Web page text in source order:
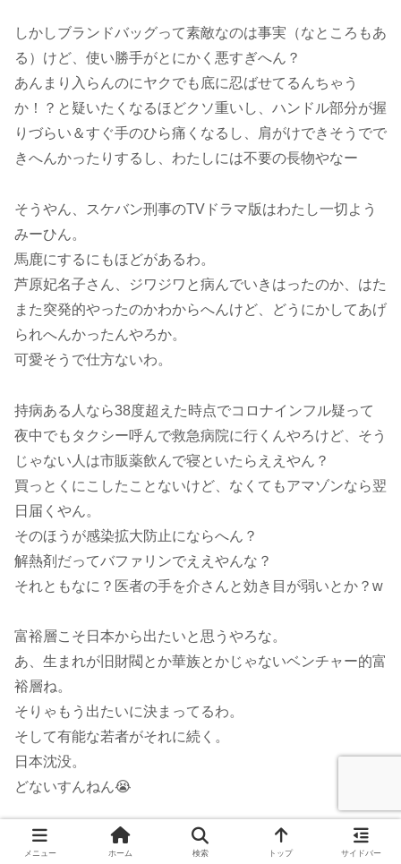
しかしブランドバッグって素敵なのは事実（なところもあ
る）けど、使い勝手がとにかく悪すぎへん？
あんまり入らんのにヤクでも底に忍ばせてるんちゃう
か！？と疑いたくなるほどクソ重いし、ハンドル部分が握
りづらい＆すぐ手のひら痛くなるし、肩がけできそうでで
きへんかったりするし、わたしには不要の長物やなー
そうやん、スケバン刑事のTVドラマ版はわたし一切よう
みーひん。
馬鹿にするにもほどがあるわ。
芦原妃名子さん、ジワジワと病んでいきはったのか、はた
また突発的やったのかわからへんけど、どうにかしてあげ
られへんかったんやろか。
可愛そうで仕方ないわ。
持病ある人なら38度超えた時点でコロナインフル疑って
夜中でもタクシー呼んで救急病院に行くんやろけど、そう
じゃない人は市販薬飲んで寝といたらええやん？
買っとくにこしたことないけど、なくてもアマゾンなら翌
日届くやん。
そのほうが感染拡大防止にならへん？
解熱剤だってバファリンでええやんな？
それともなに？医者の手を介さんと効き目が弱いとか？w
富裕層こそ日本から出たいと思うやろな。
あ、生まれが旧財閥とか華族とかじゃないベンチャー的富
裕層ね。
そりゃもう出たいに決まってるわ。
そして有能な若者がそれに続く。
日本沈没。
どないすんねん😭
コンビニでコーヒーちょろまかし校長なwww
メニュー ホーム 検索 トップ サイドバー